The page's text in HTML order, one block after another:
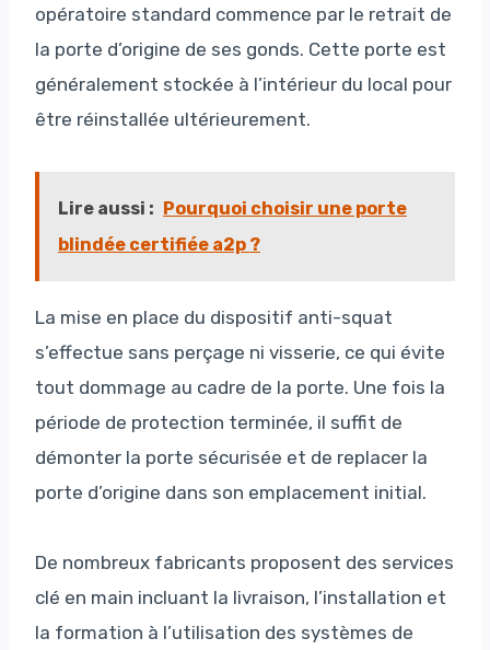
opératoire standard commence par le retrait de
la porte d’origine de ses gonds. Cette porte est
généralement stockée à l’intérieur du local pour
être réinstallée ultérieurement.
Lire aussi :
Pourquoi choisir une porte
blindée certifiée a2p ?
La mise en place du dispositif anti-squat
s’effectue sans perçage ni visserie, ce qui évite
tout dommage au cadre de la porte. Une fois la
période de protection terminée, il suffit de
démonter la porte sécurisée et de replacer la
porte d’origine dans son emplacement initial.
De nombreux fabricants proposent des services
clé en main incluant la livraison, l’installation et
la formation à l’utilisation des systèmes de